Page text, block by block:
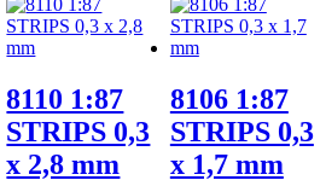
8110 1:87
STRIPS 0,3
x 2,8 mm
8106 1:87
STRIPS 0,3
x 1,7 mm